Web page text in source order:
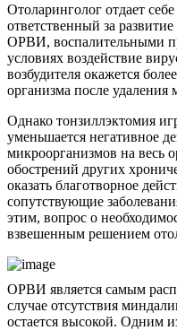
Отоларинголог отдает
ответственный за
ОРВИ, воспалительными
условиях воздействие
возбудителя окажется
организма после удаления
Однако тонзиллэктомия
уменьшается негативное
микроорганизмов на весь
обострений других
оказать благотворное
сопутствующие
этим, вопрос о
взвешенным решением
ОРВИ является самым
случае отсутствия
остается высокой. Одним